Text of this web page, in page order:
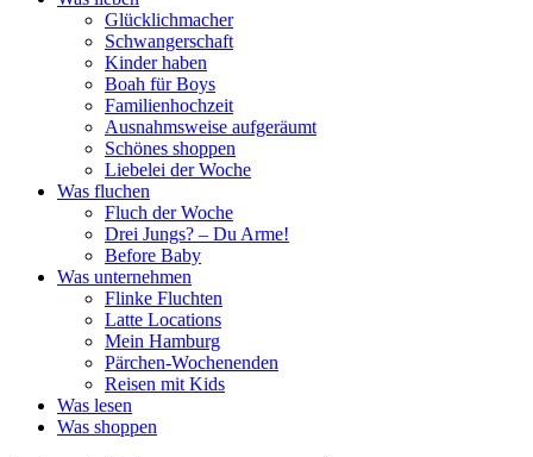
Glücklichmacher
Schwangerschaft
Kinder haben
Boah für Boys
Familienhochzeit
Ausnahmsweise aufgeräumt
Schönes shoppen
Liebelei der Woche
Was fluchen
Fluch der Woche
Drei Jungs? – Du Arme!
Before Baby
Was unternehmen
Flinke Fluchten
Latte Locations
Mein Hamburg
Pärchen-Wochenenden
Reisen mit Kids
Was lesen
Was shoppen